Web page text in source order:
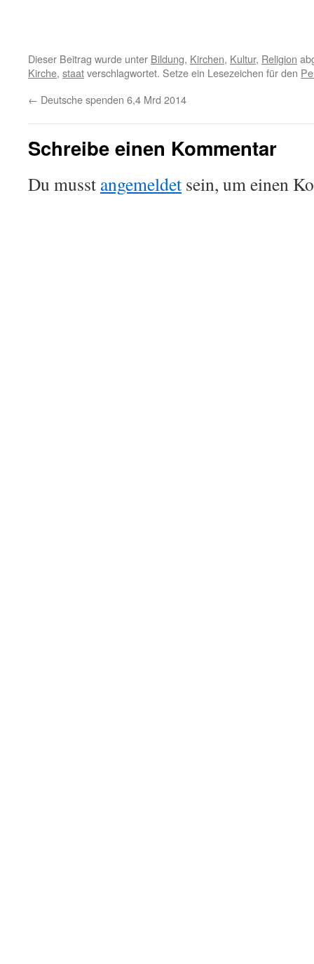
Dieser Beitrag wurde unter Bildung, Kirchen, Kultur, Religion
Kirche, staatverschlagwortet. Setze ein Lesezeichen für den
← Deutsche spenden 6,4 Mrd 2014
Schreibe einen Kommentar
Du musst angemeldet sein, um einen